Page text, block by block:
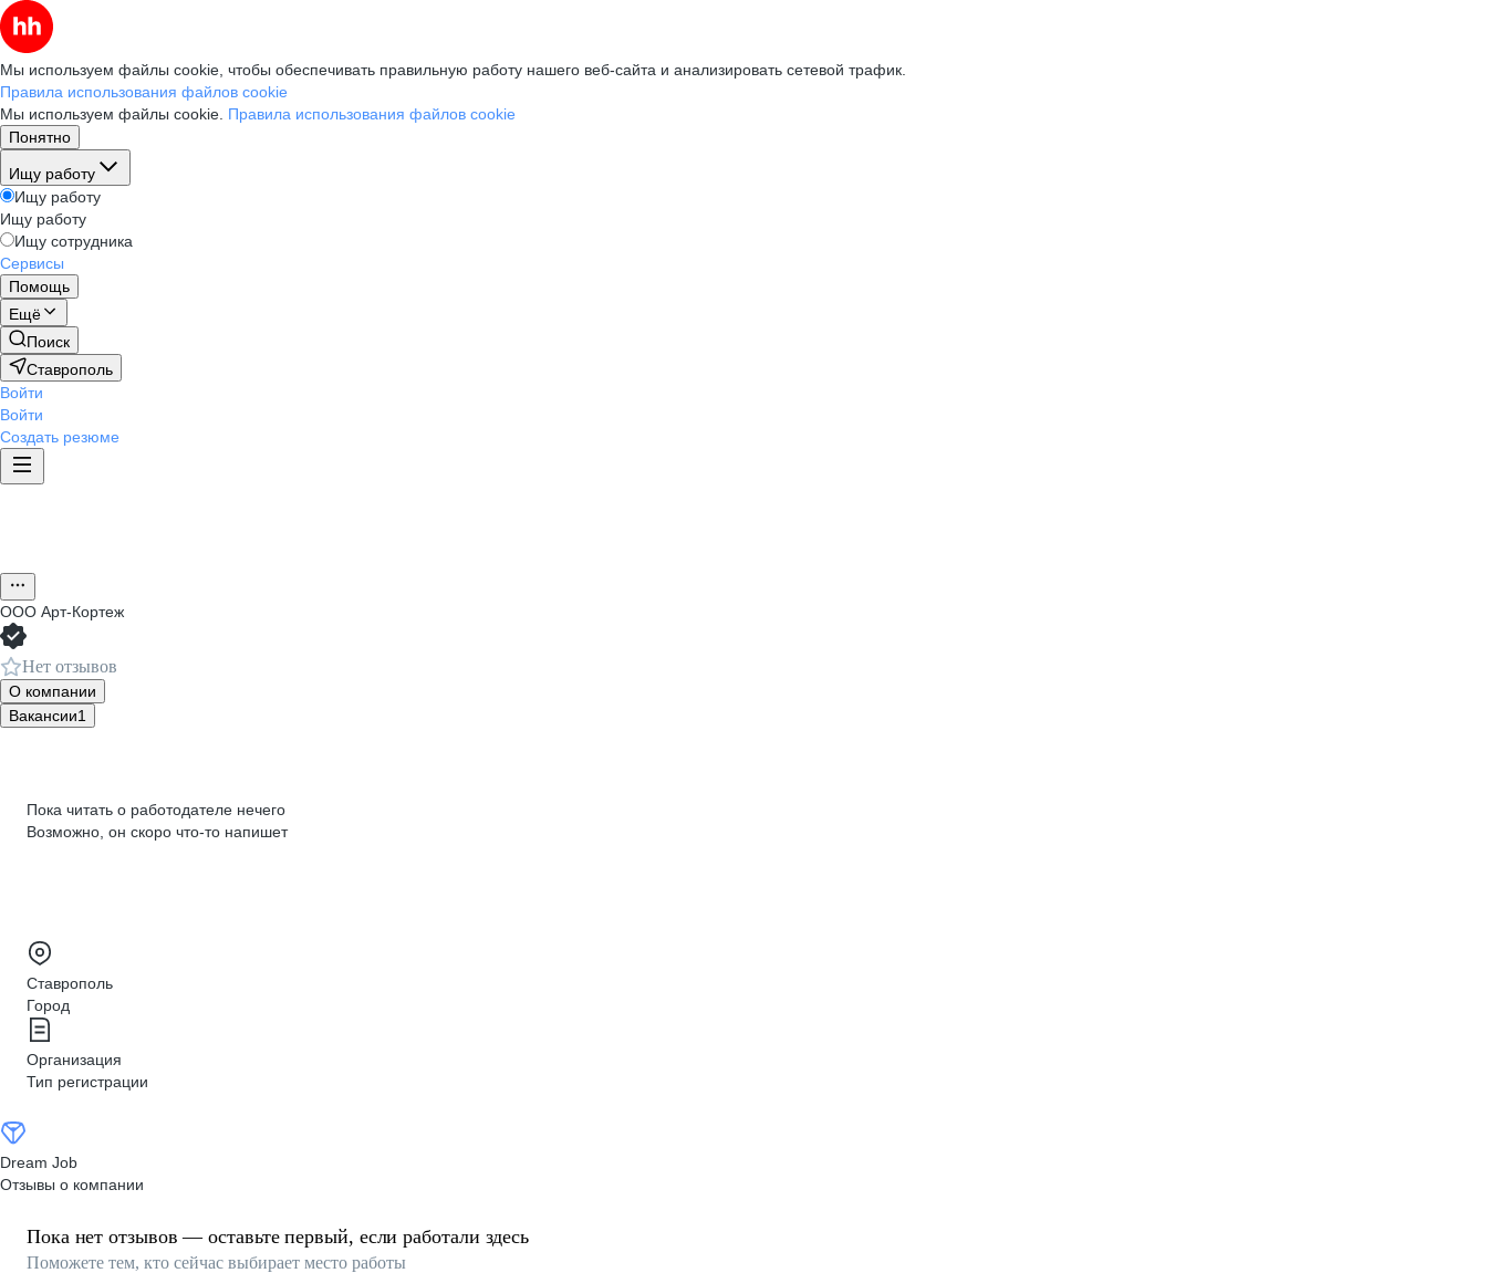
Мы используем файлы cookie, чтобы обеспечивать правильную работу нашего веб-сайта и анализировать сетевой трафик.
Правила использования файлов cookie
Мы используем файлы cookie. Правила использования файлов cookie
Понятно
Ищу работу
Ищу работу
Ищу работу
Ищу сотрудника
Сервисы
Помощь
Ещё
Поиск
Ставрополь
Войти
Войти
Создать резюме
ООО Арт-Кортеж
Нет отзывов
О компании
Вакансии1
Пока читать о работодателе нечего
Возможно, он скоро что‑то напишет
Ставрополь
Город
Организация
Тип регистрации
Dream Job
Отзывы о компании
Пока нет отзывов — оставьте первый, если работали здесь
Поможете тем, кто сейчас выбирает место работы